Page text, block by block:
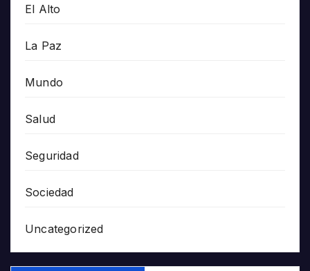
El Alto
La Paz
Mundo
Salud
Seguridad
Sociedad
Uncategorized